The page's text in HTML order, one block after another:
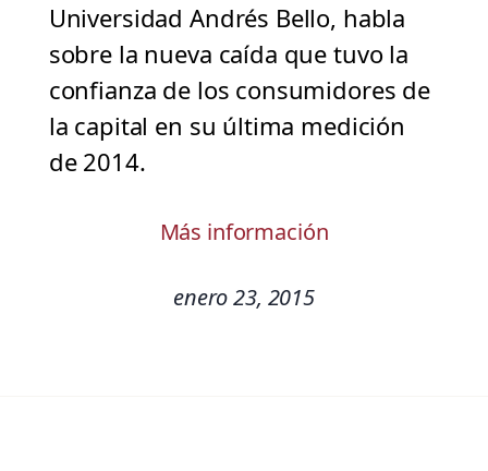
Universidad Andrés Bello, habla
sobre la nueva caída que tuvo la
confianza de los consumidores de
la capital en su última medición
de 2014.
Más información
enero 23, 2015